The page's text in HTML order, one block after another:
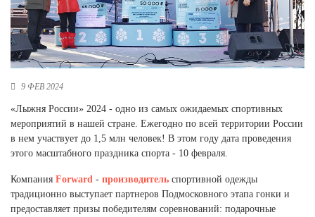
Новосибирская область (3)
Омская область (5)
Республика Башкортостан (3)
Ростовская область (2)
Санкт-Петербург и ЛО (3)
Свердловская область (5)
Северная Осетия (2)
Смоленская область (1)
9 ФЕВ 2024
«Лыжня России» 2024 - одно из самых ожидаемых спортивных
мероприятий в нашей стране. Ежегодно по всей территории России
в нем участвует до 1,5 млн человек! В этом году дата проведения
этого масштабного праздника спорта - 10 февраля.
Компания Forward - производитель спортивной одежды
традиционно выступает партнеров Подмосковного этапа гонки и
предоставляет призы победителям соревнований: подарочные